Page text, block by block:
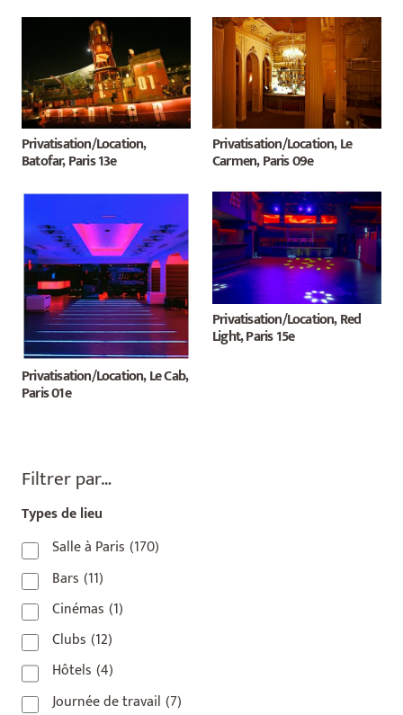
Privatisation/Location,
Batofar, Paris 13e
Privatisation/Location, Le
Carmen, Paris 09e
Privatisation/Location, Le Cab,
Paris 01e
Privatisation/Location, Red
Light, Paris 15e
Filtrer par…
Types de lieu
Salle à Paris (170)
Bars (11)
Cinémas (1)
Clubs (12)
Hôtels (4)
Journée de travail (7)